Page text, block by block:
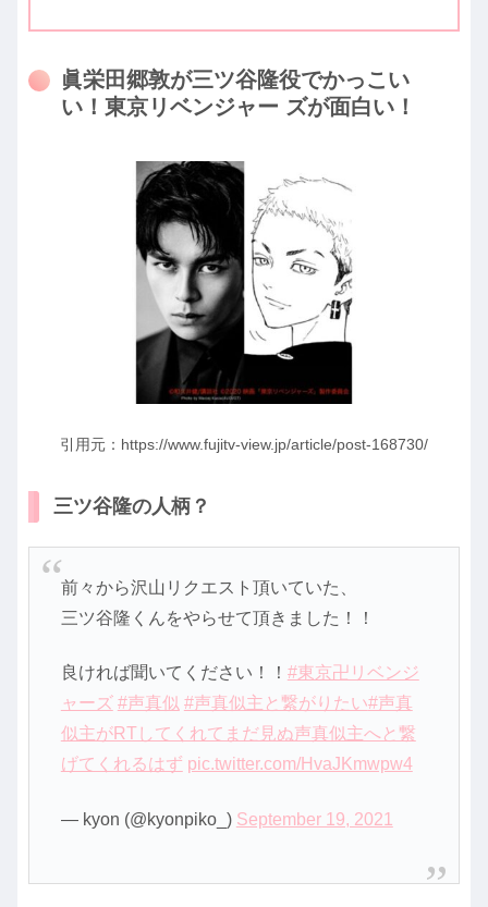
眞栄田郷敦が三ツ谷隆役でかっこい
い！東京リベンジャー ズが面白い！
引用元：https://www.fujitv-view.jp/article/post-168730/
三ツ谷隆の人柄？
前々から沢山リクエスト頂いていた、
三ツ谷隆くんをやらせて頂きました！！
良ければ聞いてください！！ #東京卍リベンジ
ャーズ #声真似 #声真似主と繋がりたい#声真
似主がRTしてくれてまだ見ぬ声真似主へと繋
げてくれるはず pic.twitter.com/HvaJKmwpw4
— kyon (@kyonpiko_) September 19, 2021